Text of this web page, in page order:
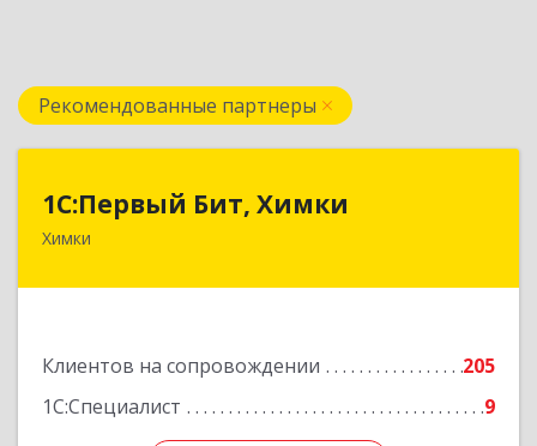
Рекомендованные партнеры
1С:Первый Бит, Химки
Химки
Клиентов на сопровождении
205
1С:Специалист
9
141402, Московская обл, г.о. Химки, Химки г,